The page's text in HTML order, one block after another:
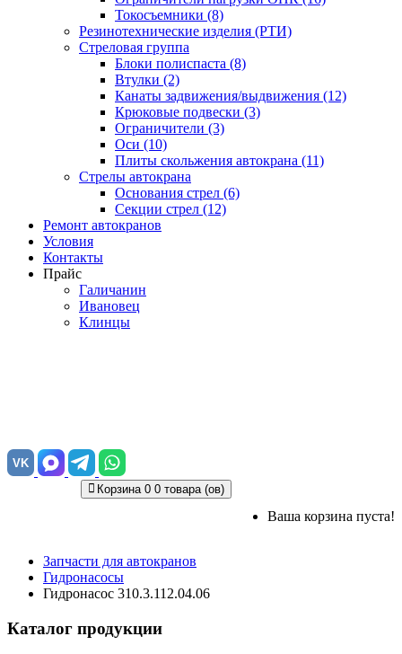
Токосъемники (8)
Резинотехнические изделия (РТИ)
Стреловая группа
Блоки полиспаста (8)
Втулки (2)
Канаты задвижения/выдвижения (12)
Крюковые подвески (3)
Ограничители (3)
Оси (10)
Плиты скольжения автокрана (11)
Стрелы автокрана
Основания стрел (6)
Секции стрел (12)
Ремонт автокранов
Условия
Контакты
Прайс
Галичанин
Ивановец
Клинцы
VK
Корзина 0 0 товара (ов)
Ваша корзина пуста!
Запчасти для автокранов
Гидронасосы
Гидронасос 310.3.112.04.06
Каталог продукции